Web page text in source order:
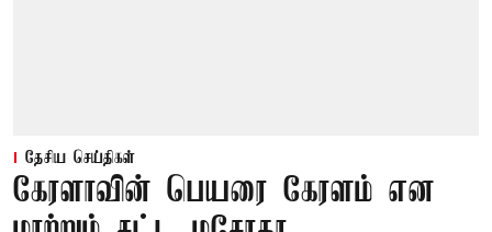
தேசிய செய்திகள்
கேரளாவின் பெயரை கேரளம் என